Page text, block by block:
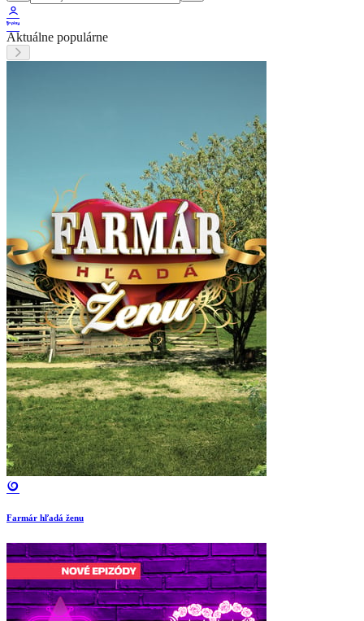
Aktuálne populárne
Farmár hľadá ženu